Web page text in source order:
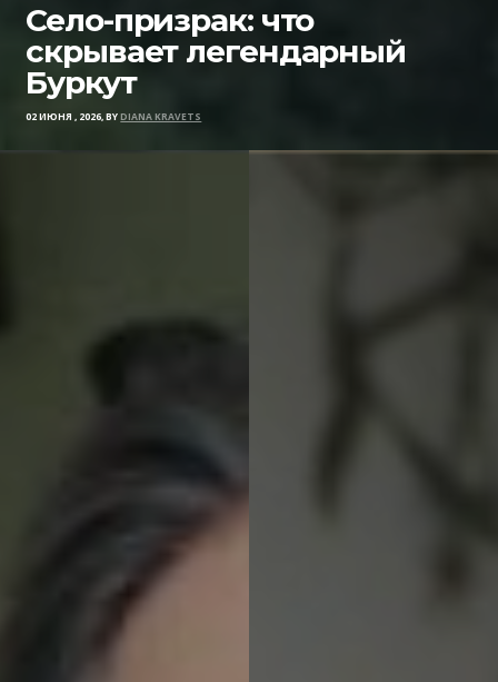
Село-призрак: что
скрывает легендарный
Буркут
02 ИЮНЯ , 2026, BYDIANA KRAVETS